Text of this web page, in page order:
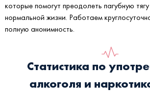
которые помогут преодолеть пагубную тягу
нормальной жизни. Работаем
полную анонимность.
Статистика по
алкоголя и